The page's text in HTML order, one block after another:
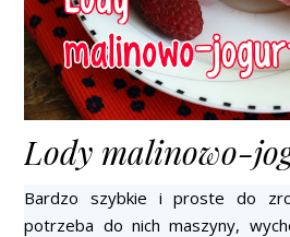
Lody malinowo-
Bardzo szybkie i proste do
potrzeba do nich maszyny,